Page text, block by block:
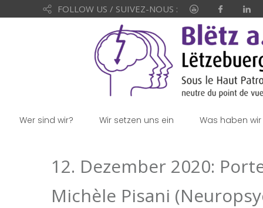
FOLLOW US / SUIVEZ-NOUS :
Wer sind wir? Wir setzen uns ein Was haben wir
12. Dezember 2020:
Michèle Pisani